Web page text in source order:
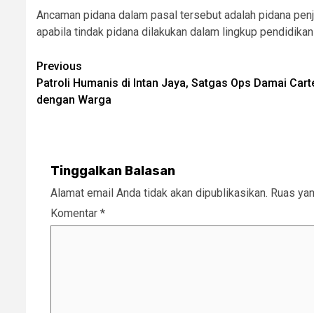
Ancaman pidana dalam pasal tersebut adalah pidana
apabila tindak pidana dilakukan dalam lingkup
Post
navigation
Previous
Patroli Humanis di Intan Jaya, Satgas Ops Damai
dengan Warga
Tinggalkan Balasan
Alamat email Anda tidak akan dipublikasikan. Ruas
Komentar *